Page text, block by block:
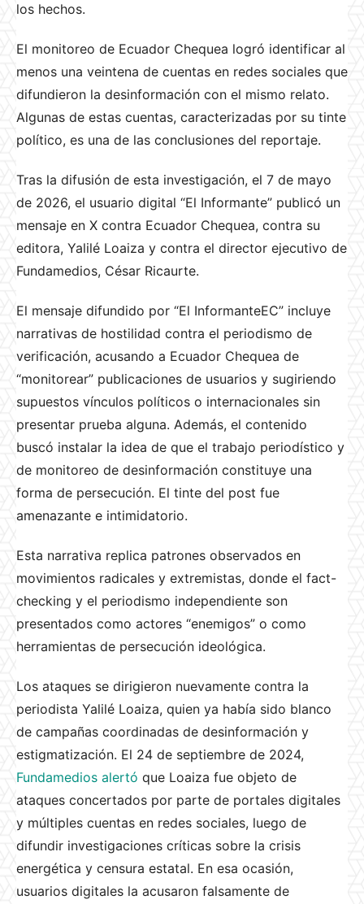
los hechos.
El monitoreo de Ecuador Chequea logró identificar al
menos una veintena de cuentas en redes sociales que
difundieron la desinformación con el mismo relato.
Algunas de estas cuentas, caracterizadas por su tinte
político, es una de las conclusiones del reportaje.
Tras la difusión de esta investigación, el 7 de mayo
de 2026, el usuario digital “El Informante” publicó un
mensaje en X contra Ecuador Chequea, contra su
editora, Yalilé Loaiza y contra el director ejecutivo de
Fundamedios, César Ricaurte.
El mensaje difundido por “El InformanteEC” incluye
narrativas de hostilidad contra el periodismo de
verificación, acusando a Ecuador Chequea de
“monitorear” publicaciones de usuarios y sugiriendo
supuestos vínculos políticos o internacionales sin
presentar prueba alguna. Además, el contenido
buscó instalar la idea de que el trabajo periodístico y
de monitoreo de desinformación constituye una
forma de persecución. El tinte del post fue
amenazante e intimidatorio.
Esta narrativa replica patrones observados en
movimientos radicales y extremistas, donde el fact-
checking y el periodismo independiente son
presentados como actores “enemigos” o como
herramientas de persecución ideológica.
Los ataques se dirigieron nuevamente contra la
periodista Yalilé Loaiza, quien ya había sido blanco
de campañas coordinadas de desinformación y
estigmatización. El 24 de septiembre de 2024,
Fundamedios alertó que Loaiza fue objeto de
ataques concertados por parte de portales digitales
y múltiples cuentas en redes sociales, luego de
difundir investigaciones críticas sobre la crisis
energética y censura estatal. En esa ocasión,
usuarios digitales la acusaron falsamente de